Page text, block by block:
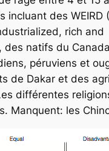
incluant des WEIRD
rich and
des natifs du
péruviens et
de Dakar et des
différentes
Manquent: les